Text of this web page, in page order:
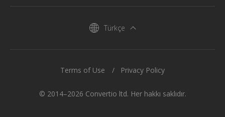
Türkçe
© 2014–2026 Convertio ltd. Her hakkı saklıdır.
Terms of Use Privacy Policy